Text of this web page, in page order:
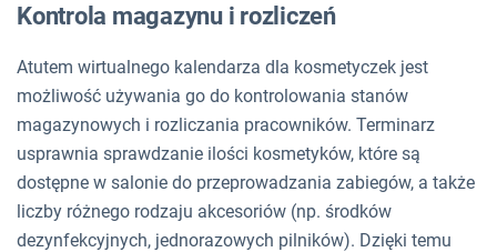
Kontrola magazynu i rozliczeń
Atutem wirtualnego kalendarza dla kosmetyczek jest
możliwość używania go do kontrolowania stanów
magazynowych i rozliczania pracowników. Terminarz
usprawnia sprawdzanie ilości kosmetyków, które są
dostępne w salonie do przeprowadzania zabiegów, a także
liczby różnego rodzaju akcesoriów (np. środków
dezynfekcyjnych, jednorazowych pilników). Dzięki temu